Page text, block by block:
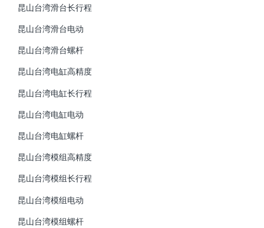
昆山台湾滑台长行程
昆山台湾滑台电动
昆山台湾滑台螺杆
昆山台湾电缸高精度
昆山台湾电缸长行程
昆山台湾电缸电动
昆山台湾电缸螺杆
昆山台湾模组高精度
昆山台湾模组长行程
昆山台湾模组电动
昆山台湾模组螺杆